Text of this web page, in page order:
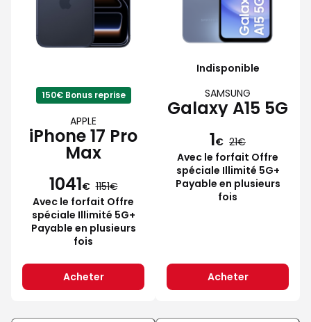
150€ Bonus reprise
APPLE
iPhone 17 Pro
Max
1041€ 1151
Avec le forfait Offre
spéciale Illimité 5G+
Payable en plusieurs
fois
Acheter
Indisponible
SAMSUNG
Galaxy A15 5G
1€ 21
Avec le forfait Offre
spéciale Illimité 5G+
Payable en plusieurs
fois
Acheter